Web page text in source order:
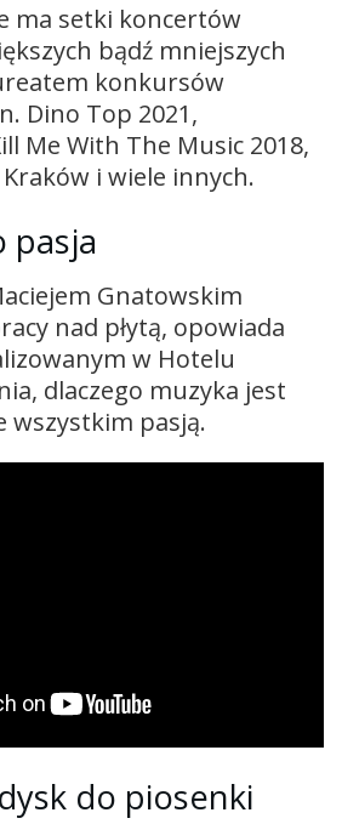
ma setki koncertów
bądź mniejszych
konkursów
Dino Top 2021,
Me With The Music 2018,
i wiele innych.
pasja
Gnatowskim
nad płytą, opowiada
w Hotelu
dlaczego muzyka jest
wszystkim pasją.
do piosenki